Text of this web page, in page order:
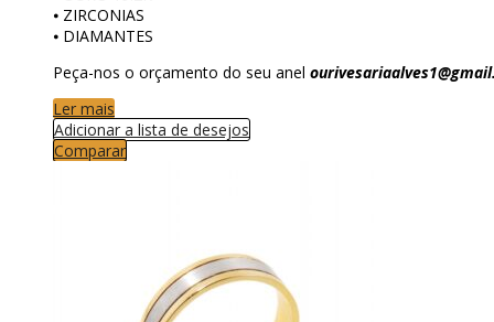
⦁ ZIRCONIAS
⦁ DIAMANTES
Peça-nos o orçamento do seu anel
Ler mais
Adicionar a lista de desejos
Comparar